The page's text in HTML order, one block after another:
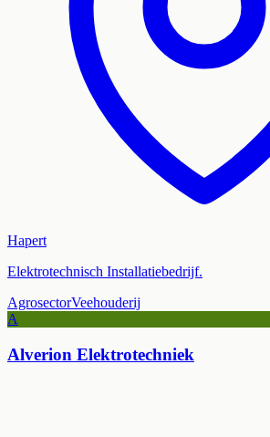
Hapert
Elektrotechnisch Installatiebedrijf.
AgrosectorVeehouderij
A
Alverion Elektrotechniek